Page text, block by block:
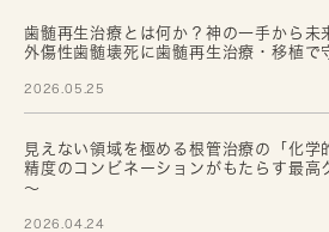
歯髄再生治療とは何か？神の一手から
外傷性歯髄壊死に歯髄再生治療・移植
2026.05.25
見えない領域を極める根管治療の「化学
精度のコンビネーションがもたらす最高
～
2026.04.24